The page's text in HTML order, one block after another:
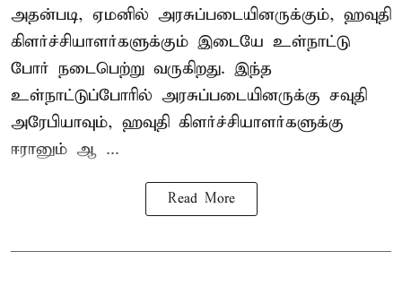
அதன்படி, ஏமனில் அரசுப்படையினருக்கும், ஹவுதி
கிளர்ச்சியாளர்களுக்கும் இடையே உள்நாட்டு
போர் நடைபெற்று வருகிறது. இந்த
உள்நாட்டுப்போரில் அரசுப்படையினருக்கு சவுதி
அரேபியாவும், ஹவுதி கிளர்ச்சியாளர்களுக்கு
ஈரானும் ஆ ...
Read More